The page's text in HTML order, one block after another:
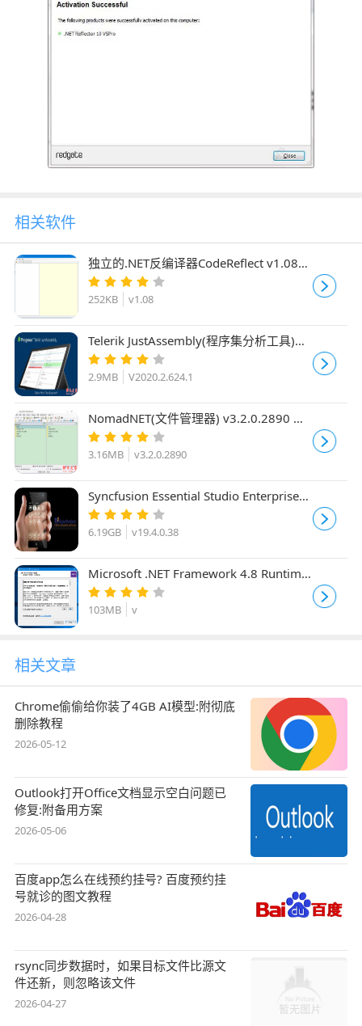
相关软件
独立的.NET反编译器CodeReflect v1.08
官方绿色免费版
252KB v1.08
Telerik JustAssembly(程序集分析工具)
V2020.2.624.1 官方安装版
2.9MB V2020.2.624.1
NomadNET(文件管理器) v3.2.0.2890 官
方免费版(附使用教程)
3.16MB v3.2.0.2890
Syncfusion Essential Studio Enterprise
2021 v19.4.0.38 免费版(附安装教程)
6.19GB v19.4.0.38
Microsoft .NET Framework 4.8 Runtime
for Win7/Win8/Win10整合版 32位/64位
103MB v
相关文章
Chrome偷偷给你装了4GB AI模型:附彻底
删除教程
2026-05-12
Outlook打开Office文档显示空白问题已
修复:附备用方案
2026-05-06
百度app怎么在线预约挂号? 百度预约挂
号就诊的图文教程
2026-04-28
rsync同步数据时，如果目标文件比源文
件还新，则忽略该文件
2026-04-27